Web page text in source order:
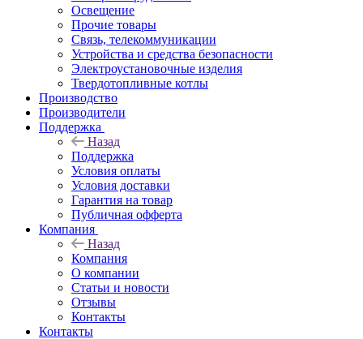
Освещение
Прочие товары
Связь, телекоммуникации
Устройства и средства безопасности
Электроустановочные изделия
Твердотопливные котлы
Производство
Производители
Поддержка
Назад
Поддержка
Условия оплаты
Условия доставки
Гарантия на товар
Публичная офферта
Компания
Назад
Компания
О компании
Статьи и новости
Отзывы
Контакты
Контакты